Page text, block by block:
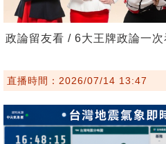
政論留友看 / 6大王牌政論一
直播時間：2026/07/14 13:47